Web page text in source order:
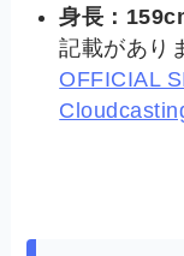
身長：
記載があり
OFFICIAL